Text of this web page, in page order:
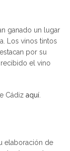
ganado un lugar
Los vinos tintos
por su
el vino
Cádiz aquí
elaboración de